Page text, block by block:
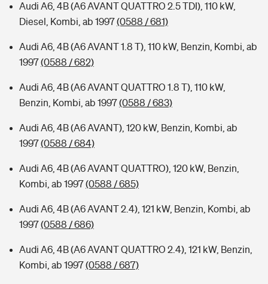
Audi A6, 4B (A6 AVANT QUATTRO 2.5 TDI), 110 kW,
Diesel, Kombi, ab 1997(0588 / 681)
Audi A6, 4B (A6 AVANT 1.8 T), 110 kW, Benzin, Kombi, ab
1997(0588 / 682)
Audi A6, 4B (A6 AVANT QUATTRO 1.8 T), 110 kW,
Benzin, Kombi, ab 1997(0588 / 683)
Audi A6, 4B (A6 AVANT), 120 kW, Benzin, Kombi, ab
1997(0588 / 684)
Audi A6, 4B (A6 AVANT QUATTRO), 120 kW, Benzin,
Kombi, ab 1997(0588 / 685)
Audi A6, 4B (A6 AVANT 2.4), 121 kW, Benzin, Kombi, ab
1997(0588 / 686)
Audi A6, 4B (A6 AVANT QUATTRO 2.4), 121 kW, Benzin,
Kombi, ab 1997(0588 / 687)